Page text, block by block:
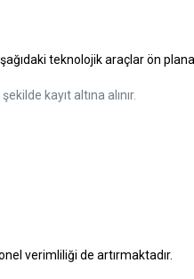
teknolojik araçlar ön
kayıt altına alınır.
verimliliği de artırmaktadır.